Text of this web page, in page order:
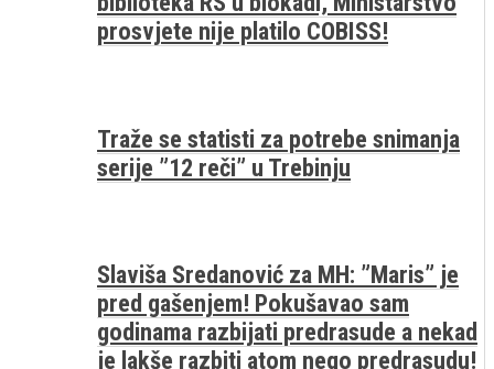
prosvjete nije platilo COBISS!
Traže se statisti za potrebe snimanja
serije ”12 reči” u Trebinju
Slaviša Sredanović za MH: ”Maris” je
pred gašenjem! Pokušavao sam
godinama razbijati predrasude a nekad
je lakše razbiti atom nego predrasudu!